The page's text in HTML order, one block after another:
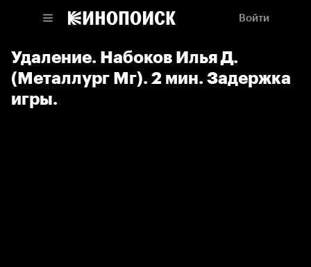
Войти
Удаление. Набоков Илья Д.
(Металлург Мг). 2 мин. Задержка
игры.